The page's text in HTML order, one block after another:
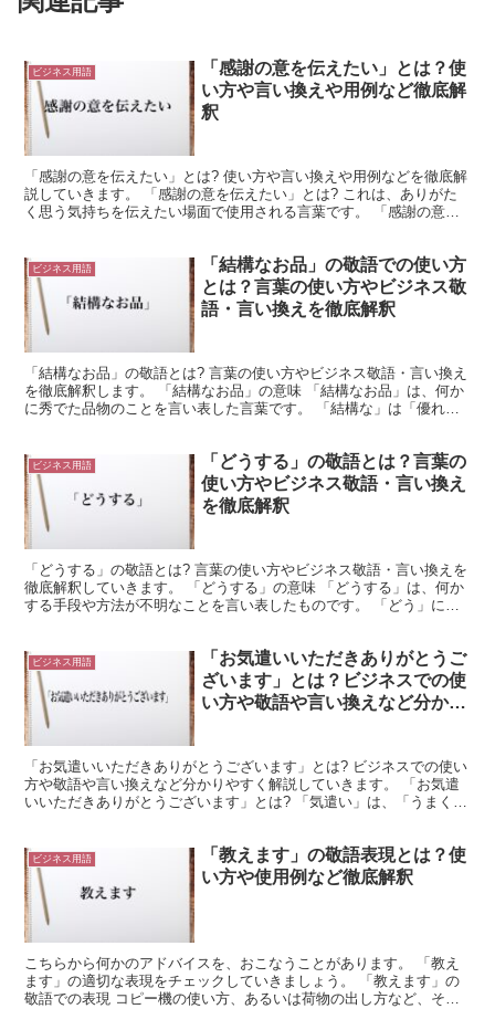
ビジネス用語
「感謝の意を伝えたい」とは？使
い方や言い換えや用例など徹底解
釈
「感謝の意を伝えたい」とは? 使い方や言い換えや用例などを徹底解
説していきます。 「感謝の意を伝えたい」とは? これは、ありがた
く思う気持ちを伝えたい場面で使用される言葉です。 「感謝の意」
ビジネス用語
「結構なお品」の敬語での使い方
とは？言葉の使い方やビジネス敬
語・言い換えを徹底解釈
「結構なお品」の敬語とは? 言葉の使い方やビジネス敬語・言い換え
を徹底解釈します。 「結構なお品」の意味 「結構なお品」は、何か
に秀でた品物のことを言い表した言葉です。 「結構な」は「優れて
ビジネス用語
「どうする」の敬語とは？言葉の
使い方やビジネス敬語・言い換え
を徹底解釈
「どうする」の敬語とは? 言葉の使い方やビジネス敬語・言い換えを
徹底解釈していきます。 「どうする」の意味 「どうする」は、何か
する手段や方法が不明なことを言い表したものです。 「どう」に
ビジネス用語
「お気遣いいただきありがとうご
ざいます」とは？ビジネスでの使
い方や敬語や言い換えなど分かり
「お気遣いいただきありがとうございます」とは? ビジネスでの使い
方や敬語や言い換えなど分かりやすく解説していきます。 「お気遣
いいただきありがとうございます」とは? 「気遣い」は、「うまくい
ビジネス用語
「教えます」の敬語表現とは？使
い方や使用例など徹底解釈
こちらから何かのアドバイスを、おこなうことがあります。 「教え
ます」の適切な表現をチェックしていきましょう。 「教えます」の
敬語での表現 コピー機の使い方、あるいは荷物の出し方など、その